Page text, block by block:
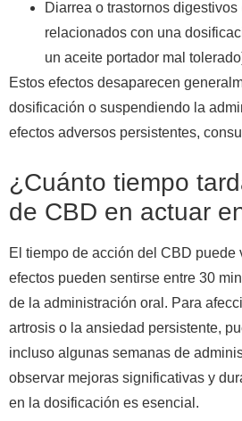
Diarrea o trastornos digestivos
relacionados con una
un aceite portador mal
Estos efectos desaparecen
dosificación o suspendiendo la
efectos adversos persistentes,
¿Cuánto tiempo
de CBD en actuar
El tiempo de acción del CBD puede
efectos pueden sentirse entre 30
de la administración oral. Para
artrosis o la ansiedad persistente,
incluso algunas semanas de
observar mejoras significativas y
en la dosificación es esencial.